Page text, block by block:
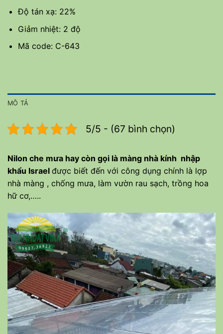
Độ tán xạ: 22%
Giảm nhiệt: 2 độ
Mã code: C-643
MÔ TẢ
5/5 - (67 bình chọn)
Nilon che mưa hay còn gọi là màng nhà kính nhập
khẩu Israel được biết đến với công dụng chính là lợp
nhà màng , chống mưa, làm vườn rau sạch, trồng hoa
hữ cơ,…..